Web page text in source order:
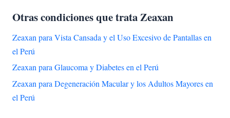
Otras condiciones que trata Zeaxan
Zeaxan para Vista Cansada y el Uso Excesivo de Pantallas en
el Perú
Zeaxan para Glaucoma y Diabetes en el Perú
Zeaxan para Degeneración Macular y los Adultos Mayores en
el Perú